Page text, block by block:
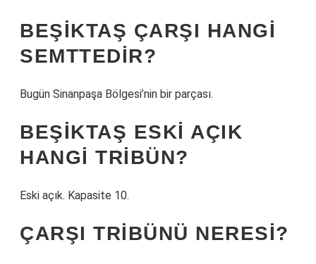
BEŞIKTAŞ ÇARŞI HANGI
SEMTTEDIR?
Bugün Sinanpaşa Bölgesi’nin bir parçası.
BEŞIKTAŞ ESKI AÇIK
HANGI TRIBÜN?
Eski açık. Kapasite 10.
ÇARŞI TRIBÜNÜ NERESI?